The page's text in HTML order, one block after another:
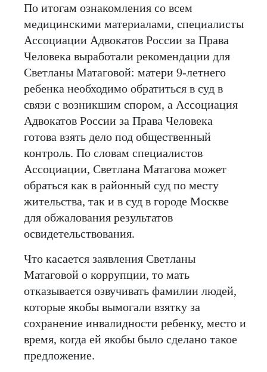
По итогам ознакомления со всем
медицинскими материалами, специалисты
Ассоциации Адвокатов России за Права
Человека выработали рекомендации для
Светланы Матаговой: матери 9-летнего
ребенка необходимо обратиться в суд в
связи с возникшим спором, а Ассоциация
Адвокатов России за Права Человека
готова взять дело под общественный
контроль. По словам специалистов
Ассоциации, Светлана Матагова может
обраться как в районный суд по месту
жительства, так и в суд в городе Москве
для обжалования результатов
освидетельствования.
Что касается заявления Светланы
Матаговой о коррупции, то мать
отказывается озвучивать фамилии людей,
которые якобы вымогали взятку за
сохранение инвалидности ребенку, место и
время, когда ей якобы было сделано такое
предложение.